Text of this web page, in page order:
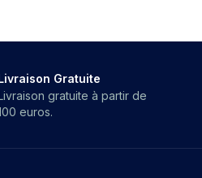
Gratuite
gratuite à partir de
euros.